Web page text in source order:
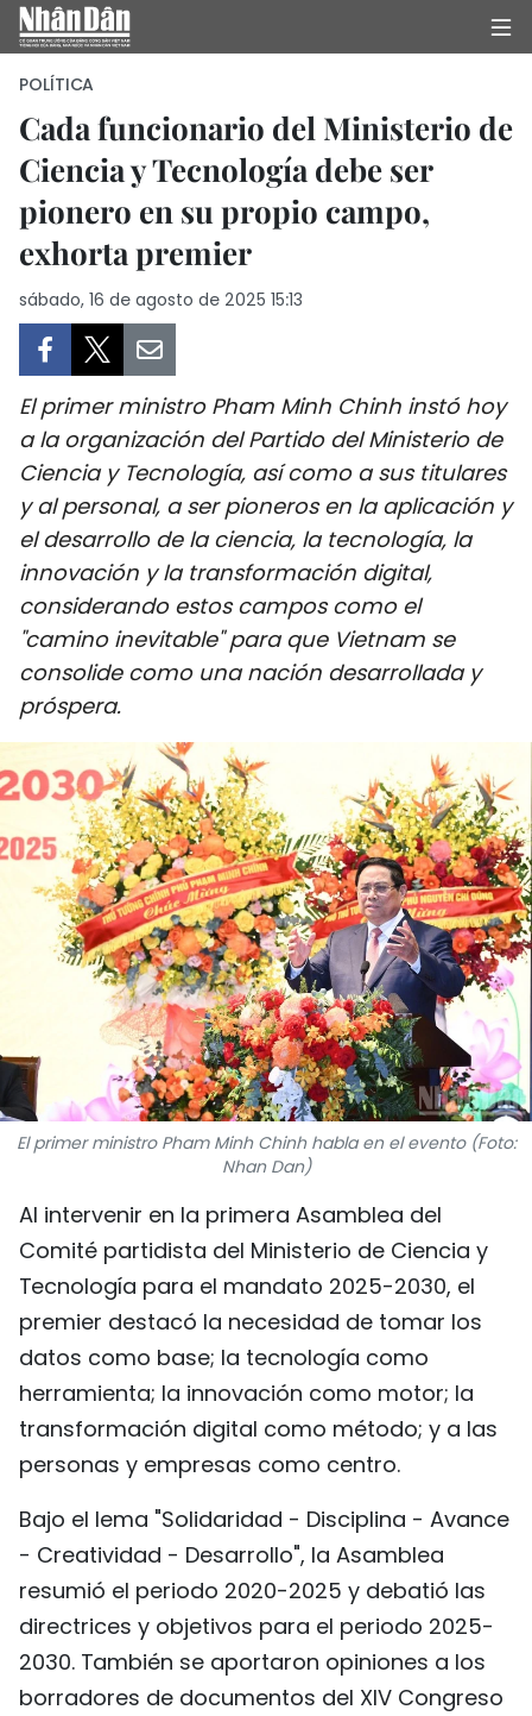
INICIO
POLÍTICA
SALUD - MEDIO AMBIENTE
CULTURA - ENTRETENIMIENTO
INTERNACIONAL
DEPORTES
VIAJES
PUENTE DE AMISTAD
FOTOGRAFÍA
¿QUIÉNES SOMOS?
TIẾNG VIỆT
ENGLISH
中文
FRANÇAIS
РУССКИЙ
POLÍTICA
Cada funcionario del Ministerio de
Ciencia y Tecnología debe ser
pionero en su propio campo,
exhorta premier
sábado, 16 de agosto de 2025 15:13
El primer ministro Pham Minh Chinh instó hoy
a la organización del Partido del Ministerio de
Ciencia y Tecnología, así como a sus titulares
y al personal, a ser pioneros en la aplicación y
el desarrollo de la ciencia, la tecnología, la
innovación y la transformación digital,
considerando estos campos como el
"camino inevitable" para que Vietnam se
consolide como una nación desarrollada y
próspera.
El primer ministro Pham Minh Chinh habla en el evento (Foto:
Nhan Dan)
Al intervenir en la primera Asamblea del
Comité partidista del Ministerio de Ciencia y
Tecnología para el mandato 2025-2030, el
premier destacó la necesidad de tomar los
datos como base; la tecnología como
herramienta; la innovación como motor; la
transformación digital como método; y a las
personas y empresas como centro.
Bajo el lema "Solidaridad - Disciplina - Avance
- Creatividad - Desarrollo", la Asamblea
resumió el periodo 2020-2025 y debatió las
directrices y objetivos para el periodo 2025-
2030. También se aportaron opiniones a los
borradores de documentos del XIV Congreso